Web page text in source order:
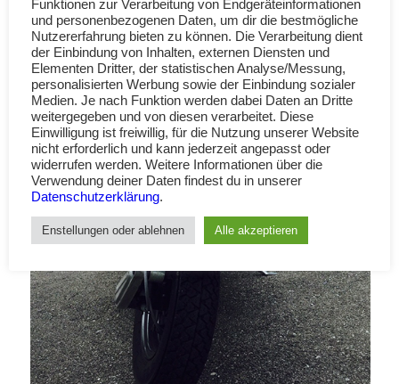
Funktionen zur Verarbeitung von Endgeräteinformationen
und personenbezogenen Daten, um dir die bestmögliche
Nutzererfahrung bieten zu können. Die Verarbeitung dient
der Einbindung von Inhalten, externen Diensten und
Elementen Dritter, der statistischen Analyse/Messung,
personalisierten Werbung sowie der Einbindung sozialer
Medien. Je nach Funktion werden dabei Daten an Dritte
weitergegeben und von diesen verarbeitet. Diese
Einwilligung ist freiwillig, für die Nutzung unserer Website
nicht erforderlich und kann jederzeit angepasst oder
widerrufen werden. Weitere Informationen über die
Verwendung deiner Daten findest du in unserer
Datenschutzerklärung.
Enstellungen oder ablehnen Alle akzeptieren